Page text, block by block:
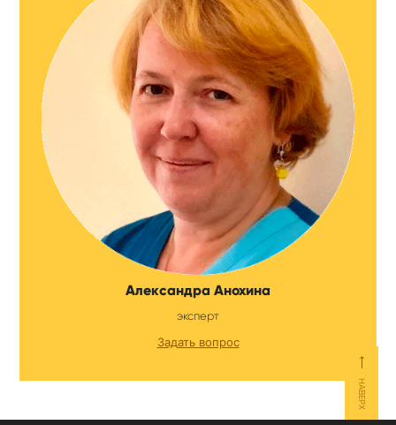
Александра Анохина
эксперт
Задать вопрос
⟵
НАВЕРХ